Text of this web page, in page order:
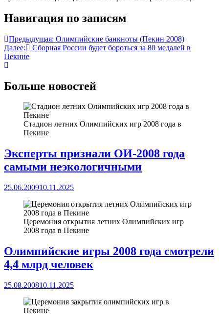
Навигация по записям
Предыдущая: Олимпийские банкноты (Пекин 2008)
Далее:
Сборная России будет бороться за 80 медалей в
Пекине
Больше новостей
Стадион летних Олимпийских игр 2008 года в
Пекине
Эксперты признали ОИ-2008 года
самыми неэкологичными
25.06.200910.11.2025
Церемония открытия летних Олимпийских игр
2008 года в Пекине
Олимпийские игры 2008 года смотрели
4,4 млрд человек
25.08.200810.11.2025